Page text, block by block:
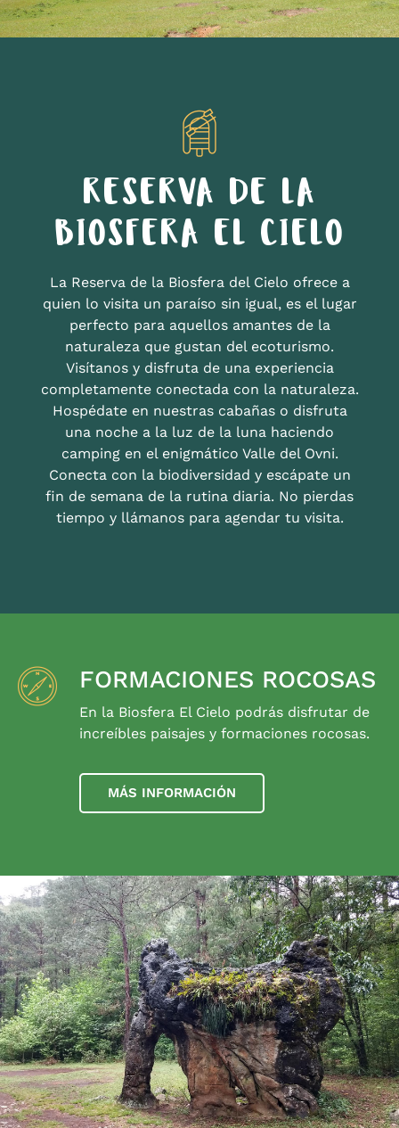
RESERVA DE LA
BIOSFERA EL CIELO
La Reserva de la Biosfera del Cielo ofrece a
quien lo visita un paraíso sin igual, es el lugar
perfecto para aquellos amantes de la
naturaleza que gustan del ecoturismo.
Visítanos y disfruta de una experiencia
completamente conectada con la naturaleza.
Hospédate en nuestras cabañas o disfruta
una noche a la luz de la luna haciendo
camping en el enigmático Valle del Ovni.
Conecta con la biodiversidad y escápate un
fin de semana de la rutina diaria. No pierdas
tiempo y llámanos para agendar tu visita.
FORMACIONES ROCOSAS
En la Biosfera El Cielo podrás disfrutar de
increíbles paisajes y formaciones rocosas.
MÁS INFORMACIÓN